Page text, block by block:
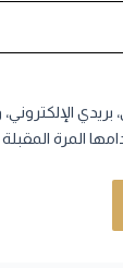
المرة